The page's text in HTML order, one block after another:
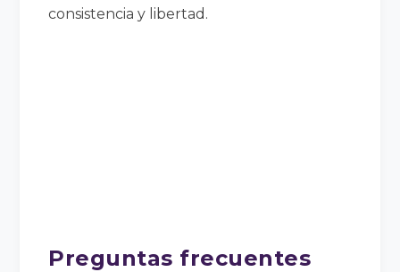
consistencia y libertad.
Preguntas frecuentes